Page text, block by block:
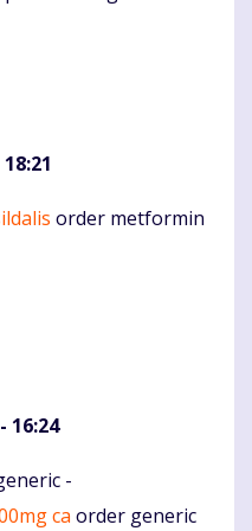
order metformin
16:24
-
ca order generic